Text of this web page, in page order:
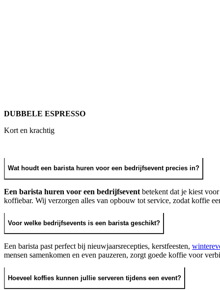
DUBBELE ESPRESSO
Kort en krachtig
Wat houdt een barista huren voor een bedrijfsevent precies in?
Een barista huren voor een bedrijfsevent betekent dat je kiest
koffiebar. Wij verzorgen alles van opbouw tot service, zodat koffie
Voor welke bedrijfsevents is een barista geschikt?
Een barista past perfect bij nieuwjaarsrecepties, kerstfeesten,
mensen samenkomen en even pauzeren, zorgt goede koffie voor
Hoeveel koffies kunnen jullie serveren tijdens een event?